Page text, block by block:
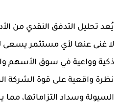
يُعد تحليل التدفق النقدي من
لا غنى عنها لأي مستثمر يسعى
ذكية وواعية في سوق الأسهم
نظرة واقعية على قوة الشركة
السيولة وسداد التزاماتها،